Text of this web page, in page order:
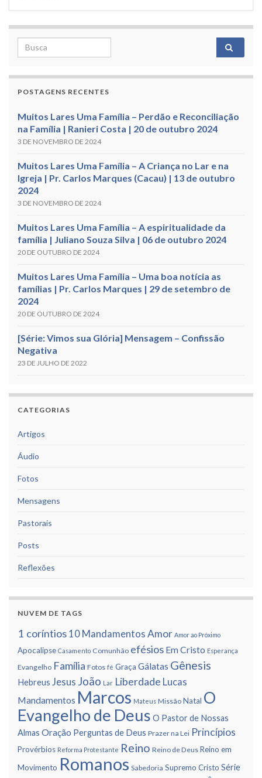
Search for:
POSTAGENS RECENTES
Muitos Lares Uma Família – Perdão e Reconciliação
na Família | Ranieri Costa | 20 de outubro 2024
3 DE NOVEMBRO DE 2024
Muitos Lares Uma Família – A Criança no Lar e na
Igreja | Pr. Carlos Marques (Cacau) | 13 de outubro
2024
3 DE NOVEMBRO DE 2024
Muitos Lares Uma Família – A espiritualidade da
família | Juliano Souza Silva | 06 de outubro 2024
20 DE OUTUBRO DE 2024
Muitos Lares Uma Família – Uma boa notícia as
famílias | Pr. Carlos Marques | 29 de setembro de
2024
20 DE OUTUBRO DE 2024
[Série: Vimos sua Glória] Mensagem – Confissão
Negativa
23 DE JULHO DE 2022
CATEGORIAS
Artigos
Áudio
Fotos
Mensagens
Pastorais
Posts
Reflexões
NUVEM DE TAGS
1 corí­ntios 10 Mandamentos Amor Amor ao Próximo
Apocalipse Casamento Comunhão efésios Em Cristo Esperança
Evangelho Famí­lia Fotos fé Graça Gálatas Gênesis
Hebreus Jesus João Lar Liberdade Lucas
Mandamentos Marcos Mateus Missão Natal O
Evangelho de Deus O Pastor de Nossas
Almas Oração Perguntas de Deus Prazer na Lei Princí­pios
Provérbios Reforma Protestante Reino Reino de Deus Reino em
Movimento Romanos Sabedoria Supremo Cristo Série